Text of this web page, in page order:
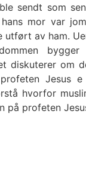
sendt som
mor var
utført av ham.
diskuterer om
Jesus
hvorfor
på profeten